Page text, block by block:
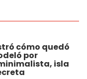
cómo quedó
por
isla